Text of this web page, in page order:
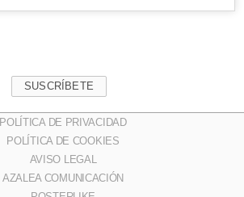
SUSCRÍBETE
POLÍTICA DE PRIVACIDAD
POLÍTICA DE COOKIES
AVISO LEGAL
AZALEA COMUNICACIÓN